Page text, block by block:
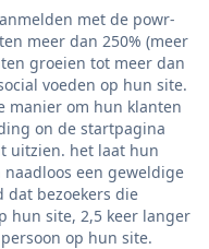
met de powr-
meer dan 250% (meer
groeien tot meer dan
voeden op hun site.
manier om hun klanten
on de startpagina
uitzien. het laat hun
een geweldige
bezoekers die
hun site, 2,5 keer langer
op hun site.